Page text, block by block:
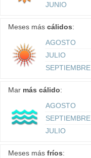
JUNIO
Meses más cálidos:
AGOSTO
JULIO
SEPTIEMBRE
Mar más cálido:
AGOSTO
SEPTIEMBRE
JULIO
Meses más fríos: